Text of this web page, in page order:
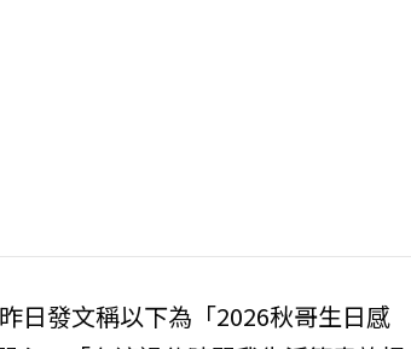
日發文稱以下為「2026秋哥生日感